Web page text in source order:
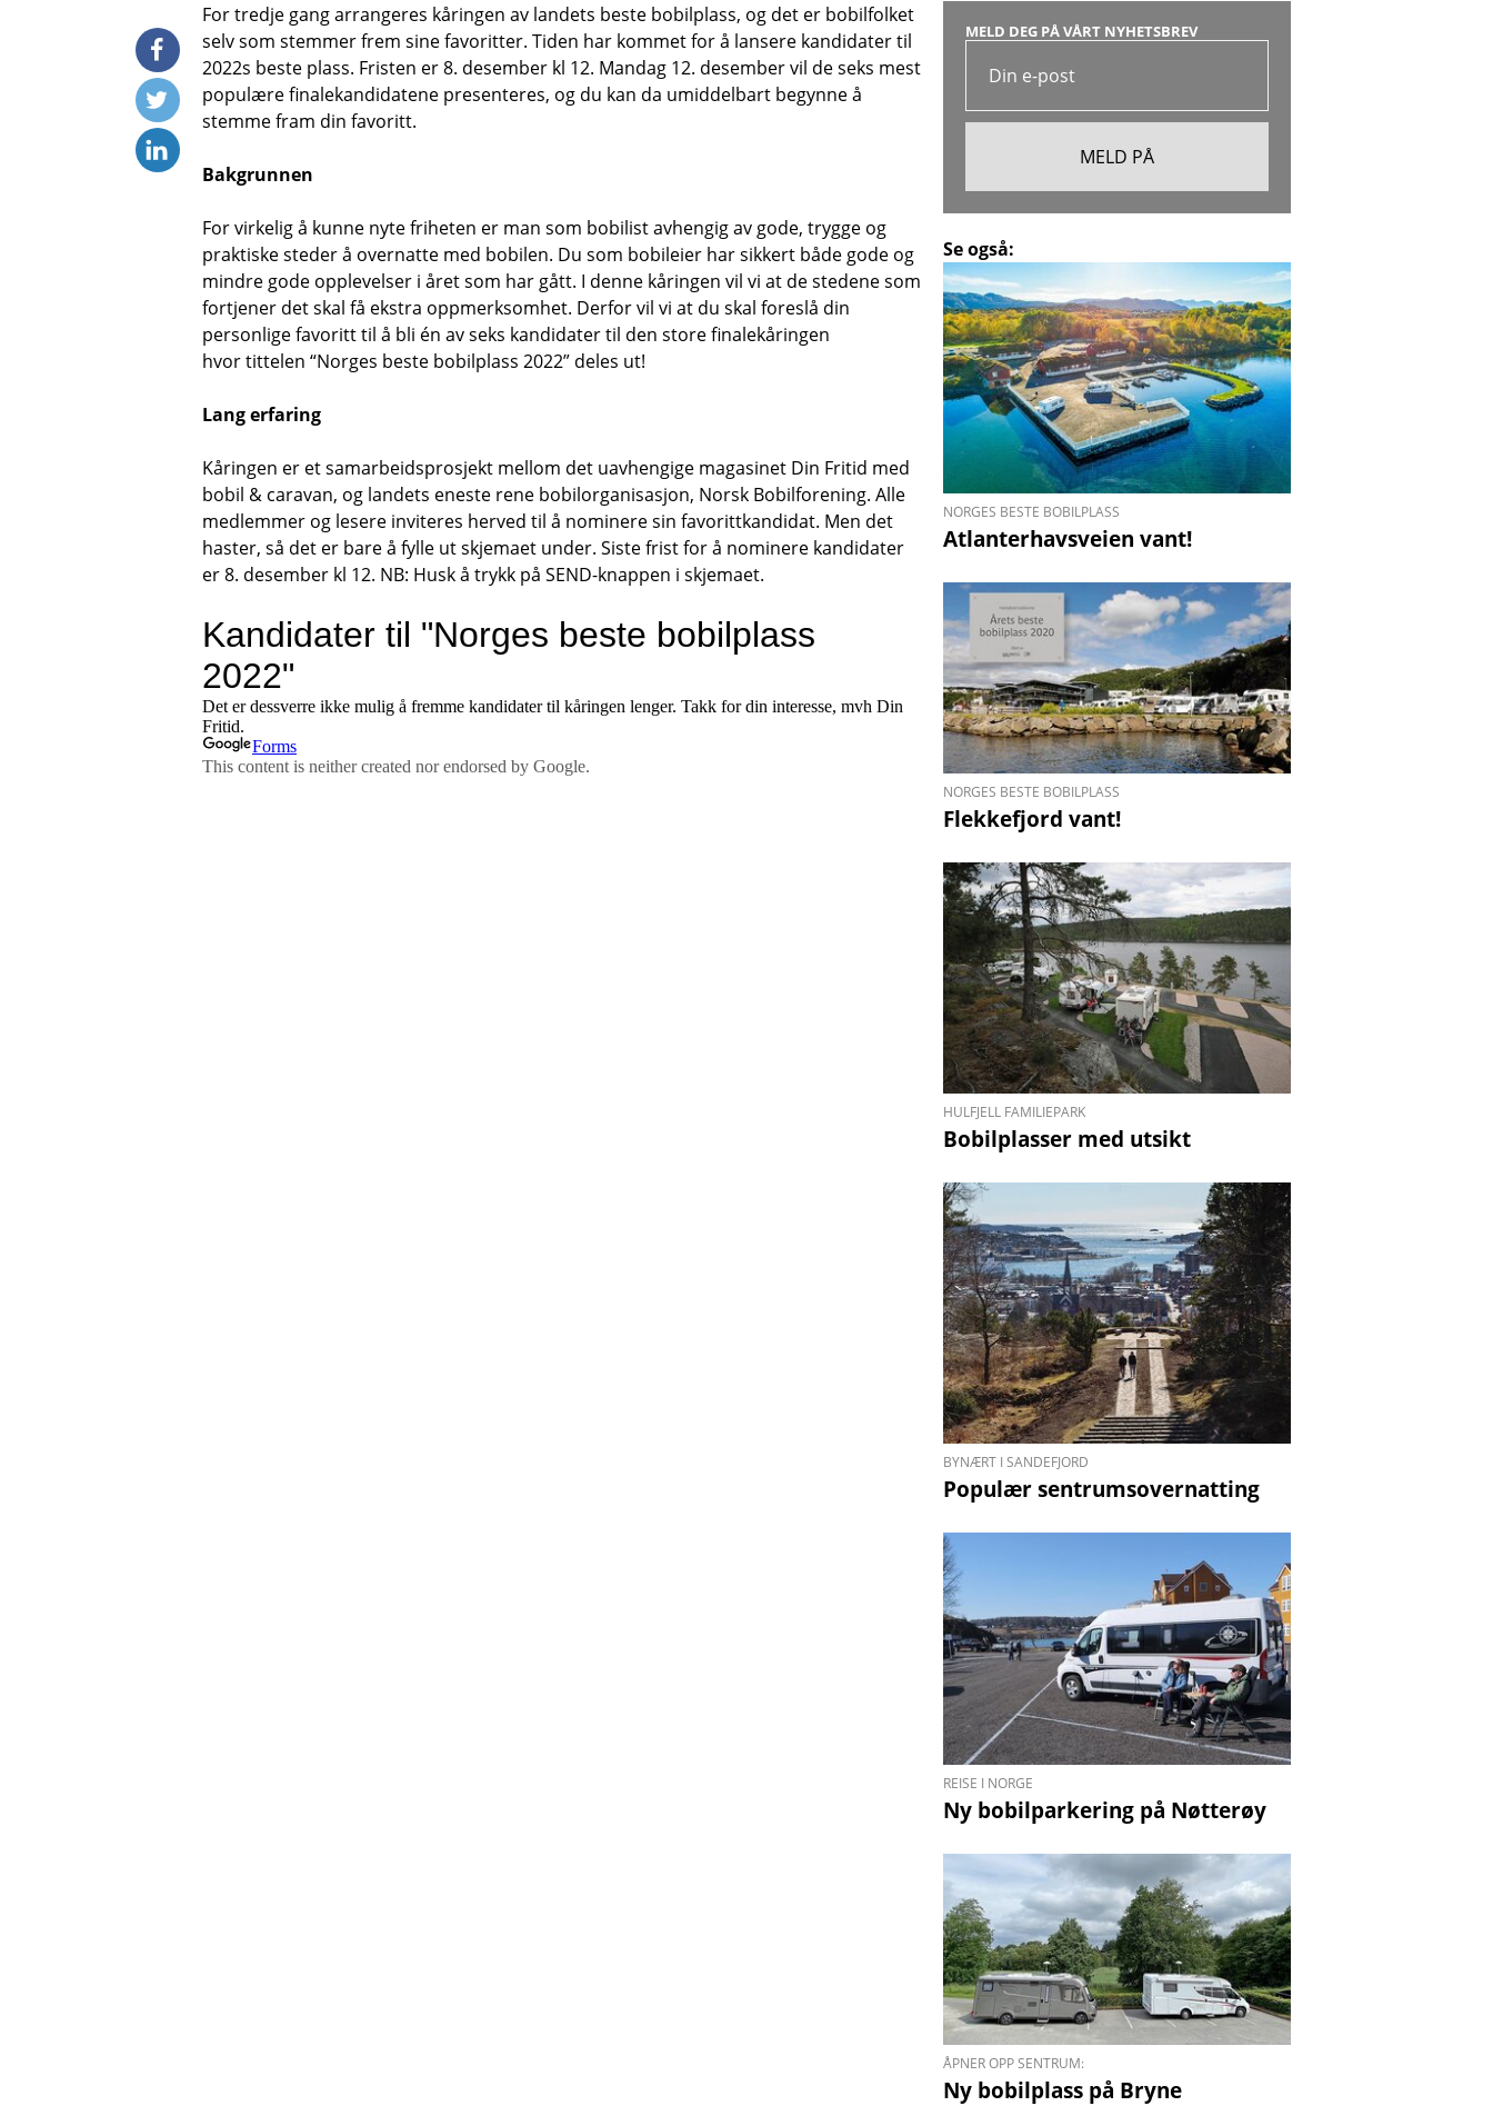
For tredje gang arrangeres kåringen av landets beste bobilplass, og det er bobilfolket
selv som stemmer frem sine favoritter. Tiden har kommet for å lansere kandidater til
2022s beste plass. Fristen er 8. desember kl 12. Mandag 12. desember vil de seks mest
populære finalekandidatene presenteres, og du kan da umiddelbart begynne å
stemme fram din favoritt.
Bakgrunnen
For virkelig å kunne nyte friheten er man som bobilist avhengig av gode, trygge og
praktiske steder å overnatte med bobilen. Du som bobileier har sikkert både gode og
mindre gode opplevelser i året som har gått. I denne kåringen vil vi at de stedene som
fortjener det skal få ekstra oppmerksomhet. Derfor vil vi at du skal foreslå din
personlige favoritt til å bli én av seks kandidater til den store finalekåringen
hvor tittelen “Norges beste bobilplass 2022” deles ut!
Lang erfaring
Kåringen er et samarbeidsprosjekt mellom det uavhengige magasinet Din Fritid med
bobil & caravan, og landets eneste rene bobilorganisasjon, Norsk Bobilforening. Alle
medlemmer og lesere inviteres herved til å nominere sin favorittkandidat. Men det
haster, så det er bare å fylle ut skjemaet under. Siste frist for å nominere kandidater
er 8. desember kl 12. NB: Husk å trykk på SEND-knappen i skjemaet.
MELD DEG PÅ VÅRT NYHETSBREV
Se også:
NORGES BESTE BOBILPLASS
Atlanterhavsveien vant!
NORGES BESTE BOBILPLASS
Flekkefjord vant!
HULFJELL FAMILIEPARK
Bobilplasser med utsikt
BYNÆRT I SANDEFJORD
Populær sentrumsovernatting
REISE I NORGE
Ny bobilparkering på Nøtterøy
ÅPNER OPP SENTRUM:
Ny bobilplass på Bryne